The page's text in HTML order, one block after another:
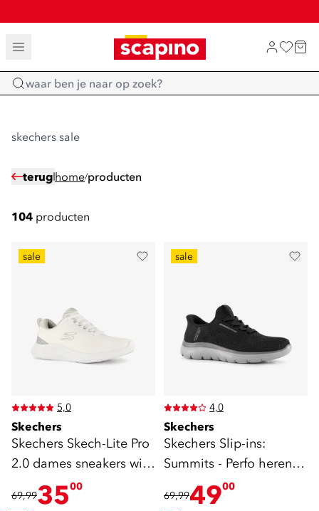
TOT 70% KORTING OP SALE
SHOP NIEUW
Home
skechers sale
terug home/producten
104 producten
sale
5,0
Skechers
Skechers Skech-Lite Pro
2.0 dames sneakers wit
69,993500
sale
4,0
Skechers
Skechers Slip-ins:
Summits - Perfo heren
sneakers zwart
69,994900